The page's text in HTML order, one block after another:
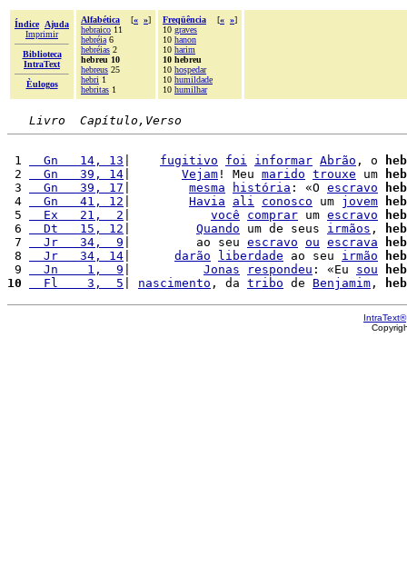
Índice
Ajuda
Imprimir
Biblioteca
IntraText
Èulogos
Alfabética [« »]
hebraico 11
hebréia 6
hebréias 2
hebreu 10
hebreus 25
hebri 1
hebritas 1
Freqüência [« »]
10 graves
10 hanon
10 harim
10 hebreu
10 hospedar
10 humildade
10 humilhar
Livro  Capítulo,Verso
1
  Gn   14, 13
fugitivo foi informar Abrão , o
2
  Gn   39, 14
Vejam ! Meu marido trouxe um
3
  Gn   39, 17
mesma história : «O escravo
4
  Gn   41, 12
Havia ali conosco um jovem
5
  Ex   21,  2
você comprar um escravo
6
  Dt   15, 12
Quando um de seus irmãos ,
7
  Jr   34,  9
|         ao seu escravo ou escrava
8
  Jr   34, 14
darão liberdade ao seu irmão
9
  Jn    1,  9
Jonas respondeu : «Eu sou
10
  Fl    3,  5
nascimento , da tribo de Benjamim ,
IntraText®